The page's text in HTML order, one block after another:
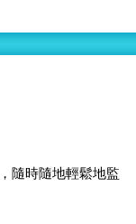
隨時隨地輕鬆地監